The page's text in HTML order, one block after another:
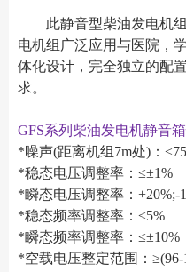
此静音型柴油发电机组
电机组广泛应用与医院，
体化设计，完全独立的配
求。
GFS系列柴油发电机静音
*噪声(距离机组7m处)：
*稳态电压调整率：≤±1%
*瞬态电压调整率：+20%;-
*稳态频率调整率：≤5%
*瞬态频率调整率：≤±10%
*空载电压整定范围：≥(96-